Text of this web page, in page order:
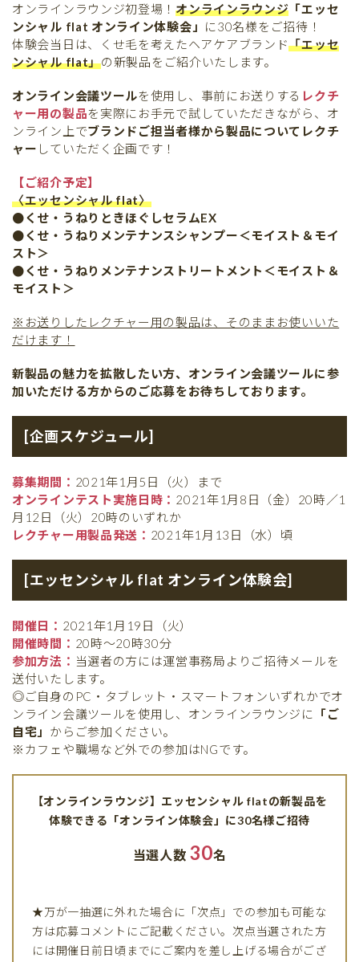
オンラインラウンジ初登場！オンラインラウンジ 「エッセ
ンシャル flat オンライン体験会」 に30名様をご招待！
体験会当日は、くせ毛を考えたヘアケアブランド「エッセ
ンシャル flat」の新製品をご紹介いたします。
オンライン会議ツールを使用し、事前にお送りする レクチ
ャー用の製品を実際にお手元で試していただきながら、オ
ンライン上でブランドご担当者様から製品についてレクチ
ャー していただく企画です！
【ご紹介予定】
〈エッセンシャル flat〉
●くせ・うねりときほぐしセラムEX
●くせ・うねりメンテナンスシャンプー＜モイスト＆モイ
スト＞
●くせ・うねりメンテナンストリートメント＜モイスト＆
モイスト＞
※お送りしたレクチャー用の製品は、そのままお使いいた
だけます！
新製品の魅力を拡散したい方、オンライン会議ツールに参
加いただける方からのご応募をお待ちしております。
[企画スケジュール]
募集期間： 2021年1月5日（火）まで
オンラインテスト実施日時： 2021年1月8日（金）20時／1
月12日（火）20時のいずれか
レクチャー用製品発送： 2021年1月13日（水）頃
[エッセンシャル flat オンライン体験会]
開催日： 2021年1月19日（火）
開催時間： 20時〜20時30分
参加方法： 当選者の方には運営事務局よりご招待メールを
送付いたします。
◎ご自身のPC・タブレット・スマートフォンいずれかでオ
ンライン会議ツールを使用し、オンラインラウンジに
「ご
自宅」 からご参加ください。
※カフェや職場など外での参加はNGです。
【オンラインラウンジ】エッセンシャル flatの新製品を
体験できる「オンライン体験会」に30名様ご招待
当選人数 30名
★万が一抽選に外れた場合に「次点」での参加も可能な
方は応募コメントにご記載ください。次点当選された方
には開催日前日頃までにご案内を差し上げる場合がござ